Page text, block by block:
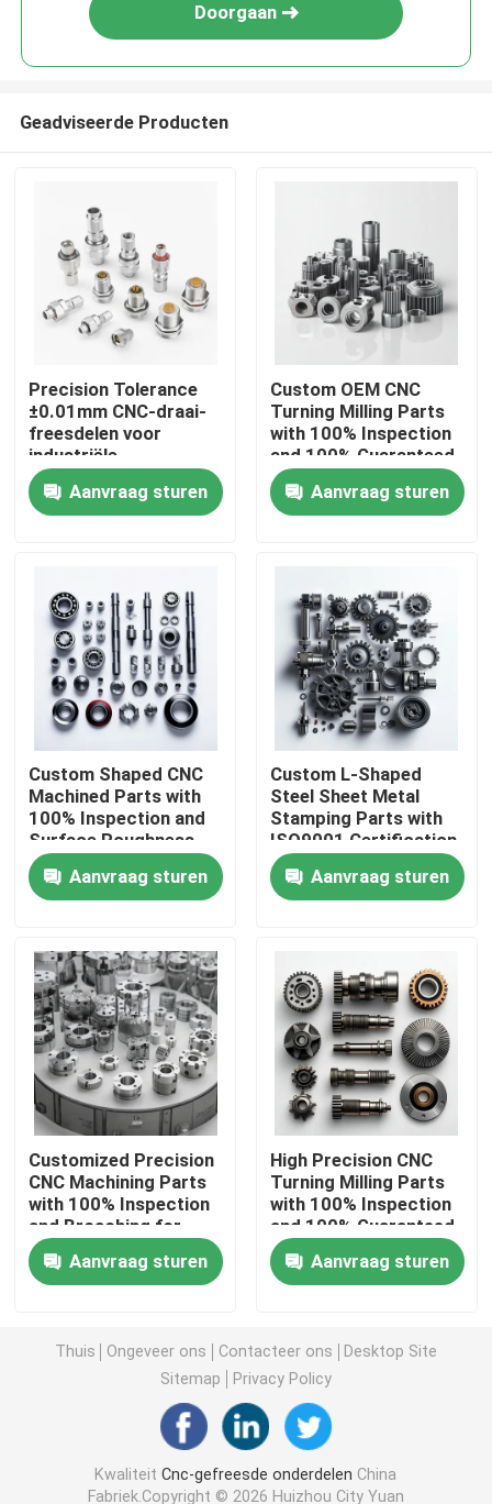
Producten
Video's
Fabriekstocht
Kwaliteitscontrole
Neem contact met ons op
Nieuws
CNC-freesonderdelen
CNC Draaiende Malendelen
CNC Roestvrij staaldelen
CNC Messingsdelen
CNC Titaniumdelen
Lasersnijdende onderdelen
CNC het Stempelen Delen
3D-geprinte onderdelen
Doorgaan
Geadviseerde Producten
Precision Tolerance
±0.01mm CNC-draai-
freesdelen voor
industriële
toepassingen
Aanvraag sturen
Custom OEM CNC
Turning Milling Parts
with 100% Inspection
and 100% Guaranteed
Precision CNC
Machined Parts
Aanvraag sturen
Custom Shaped CNC
Machined Parts with
100% Inspection and
Surface Roughness
Min Ra 0.1~3.2
Precision Mechanical
Parts
Aanvraag sturen
Custom L-Shaped
Steel Sheet Metal
Stamping Parts with
ISO9001 Certification
in Customized Sizes
and Colors
Aanvraag sturen
Customized Precision
CNC Machining Parts
with 100% Inspection
and Broaching for
Stainless Steel and
AluminumAanvraag sturen
High Precision CNC
Turning Milling Parts
with 100% Inspection
and 100% Guaranteed
for Small Orders
AcceptedAanvraag sturen
Thuis Ongeveer ons Contacteer ons
Desktop Site
Sitemap
Privacy Policy
KwaliteitCnc-gefreesde onderdelen China
Fabriek.Copyright © 2026 Huizhou City Yuan